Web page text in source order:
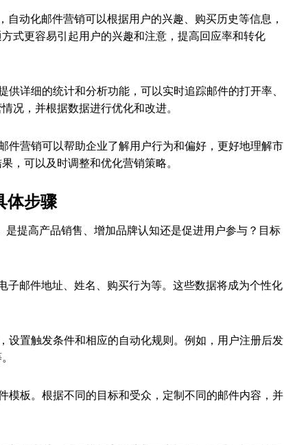
自动化邮件营销可以根据用户的兴趣、购买历史等信息，
式更容易引起用户的兴趣和注意，提高回应率和转化
供详细的统计和分析功能，可以实时追踪邮件的打开率、
况，并根据数据进行优化和改进。
件营销可以帮助企业了解用户行为和偏好，更好地理解市
，可以及时调整和优化营销策略。
体步骤
是提高产品销售、增加品牌认知还是促进用户参与？目标
子邮件地址、姓名、购买行为等。这些数据将成为个性化
设置触发条件和相应的自动化规则。例如，用户注册后发
模板。根据不同的目标和受众，定制不同的邮件内容，并